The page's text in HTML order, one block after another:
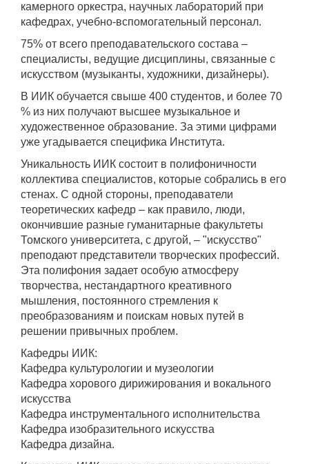
камерного оркестра, научных лабораторий при
кафедрах, учебно-вспомогательный персонал.
75% от всего преподавательского состава –
специалисты, ведущие дисциплины, связанные с
искусством (музыканты, художники, дизайнеры).
В ИИК обучается свыше 400 студентов, и более 70
% из них получают высшее музыкальное и
художественное образование. За этими цифрами
уже угадывается специфика Института.
Уникальность ИИК состоит в полифоничности
коллектива специалистов, которые собрались в его
стенах. С одной стороны, преподаватели
теоретических кафедр – как правило, люди,
окончившие разные гуманитарные факультеты
Томского университета, с другой, – "искусство"
преподают представители творческих профессий.
Эта полифония задает особую атмосферу
творчества, нестандартного креативного
мышления, постоянного стремления к
преобразованиям и поискам новых путей в
решении привычных проблем.
Кафедры ИИК:
Кафедра культурологии и музеологии
Кафедра хорового дирижирования и вокального
искусства
Кафедра инструментального исполнительства
Кафедра изобразительного искусства
Кафедра дизайна.